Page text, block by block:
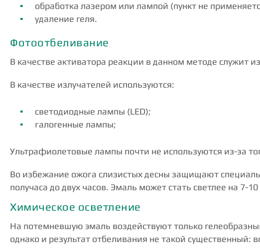
обработка лазером или лампой (пункт не
удаление геля.
Фотоотбеливание
В качестве активатора реакции в данном методе служит
В качестве излучателей используются:
светодиодные лампы (LED);
галогенные лампы;
Ультрафиолетовые лампы почти не используются из-за
Во избежание ожога слизистых десны защищают
получаса до двух часов. Эмаль может стать светлее на 7-
Химическое осветление
На потемневшую эмаль воздействуют только
однако и результат отбеливания не такой существенный: